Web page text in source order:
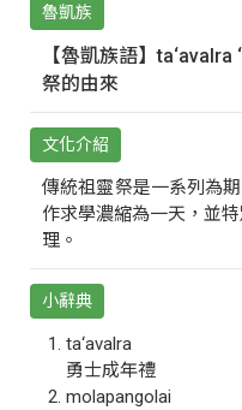
魯凱族
【魯凱族語】
祭的由來
文化介紹
傳統祖靈祭是一系列為
作求學濃縮為一天，並
理。
小辭典
ta‘avalra
勇士成年禮
molapangolai